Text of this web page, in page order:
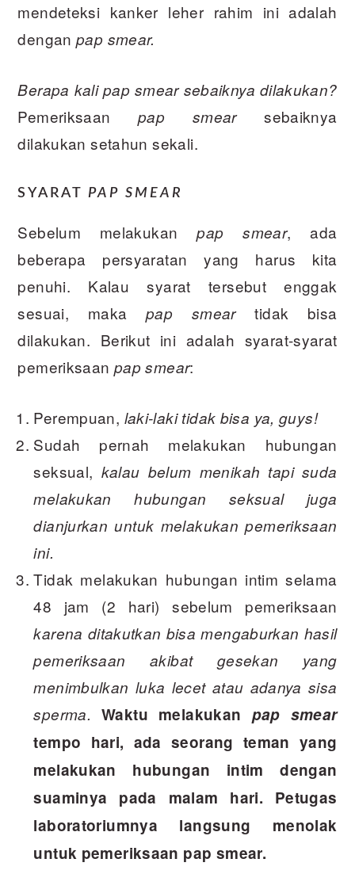
mendeteksi kanker leher rahim ini adalah
denganpap smear.
Berapa kali pap smear sebaiknya dilakukan?
Pemeriksaanpap smearsebaiknya
dilakukan setahun sekali.
SYARATPAP SMEAR
Sebelum melakukan pap smear, ada
beberapa persyaratan yang harus kita
penuhi. Kalau syarat tersebut enggak
sesuai, maka pap smeartidak bisa
dilakukan. Berikut ini adalah syarat-syarat
pemeriksaan pap smear:
Perempuan, laki-laki tidak bisa ya, guys!
Sudah pernah melakukan hubungan
seksual, kalau belum menikah tapi suda
melakukan hubungan seksual juga
dianjurkan untuk melakukan pemeriksaan
ini.
Tidak melakukan hubungan intim selama
48 jam (2 hari) sebelum pemeriksaan
karena ditakutkan bisa mengaburkan hasil
pemeriksaan akibat gesekan yang
menimbulkan luka lecet atau adanya sisa
sperma.Waktu melakukan pap smear
tempo hari, ada seorang teman yang
melakukan hubungan intim dengan
suaminya pada malam hari. Petugas
laboratoriumnya langsung menolak
untuk pemeriksaan pap smear.